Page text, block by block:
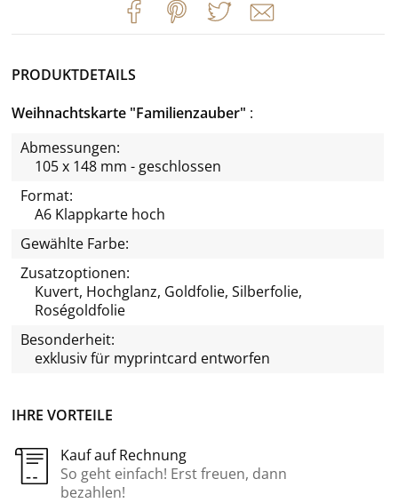
IHRE VORTEILE
Kauf auf Rechnung
So geht einfach! Erst freuen, dann
bezahlen!
PRODUKTDETAILS
Weihnachtskarte "Familienzauber"
Abmessungen:
105 x 148 mm - geschlossen
Format:
A6 Klappkarte hoch
Gewählte Farbe:
Zusatzoptionen:
Kuvert, Hochglanz, Goldfolie, Silberfolie,
Roségoldfolie
Besonderheit:
exklusiv für myprintcard entworfen